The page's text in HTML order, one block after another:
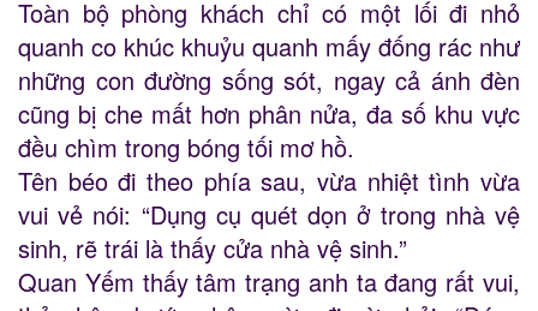
Toàn bộ phòng khách chỉ có một lối đi nhỏ
quanh co khúc khuỷu quanh mấy đống rác như
những con đường sống sót, ngay cả ánh đèn
cũng bị che mất hơn phân nửa, đa số khu vực
đều chìm trong bóng tối mơ hồ.
Tên béo đi theo phía sau, vừa nhiệt tình vừa
vui vẻ nói: “Dụng cụ quét dọn ở trong nhà vệ
sinh, rẽ trái là thấy cửa nhà vệ sinh.”
Quan Yếm thấy tâm trạng anh ta đang rất vui,